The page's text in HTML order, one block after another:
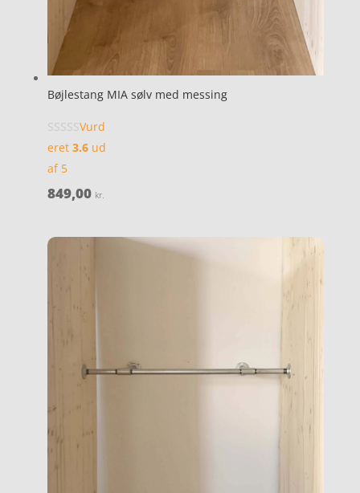
Bøjlestang MIA sølv med messing
Vurd
eret 3.6ud
af 5
849,00 kr.